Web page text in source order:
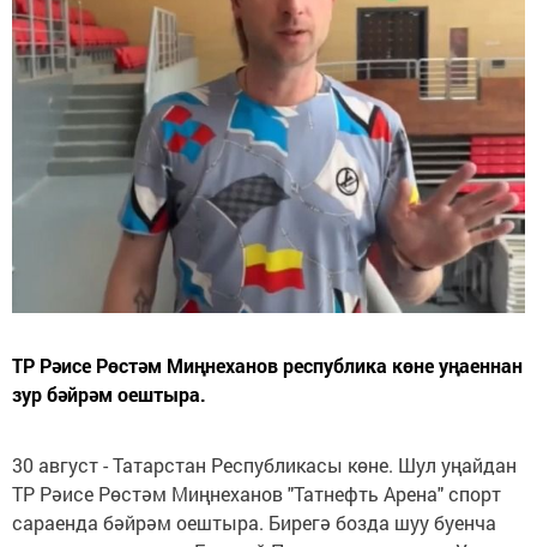
ТР Рәисе Рөстәм Миңнеханов республика көне уңаеннан
зур бәйрәм оештыра.
30 август - Татарстан Республикасы көне. Шул уңайдан
ТР Рәисе Рөстәм Миңнеханов "Татнефть Арена" спорт
сараенда бәйрәм оештыра. Бирегә бозда шуу буенча